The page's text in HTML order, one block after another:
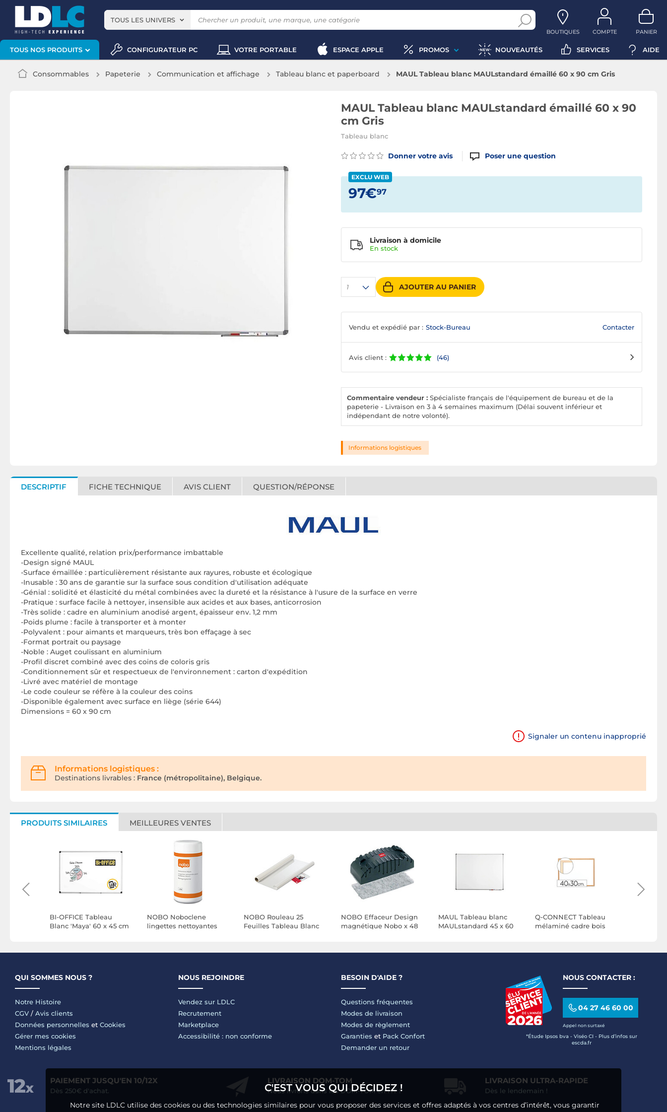
TOUS LES UNIVERS
BOUTIQUES COMPTE PANIER
TOUS NOS PRODUITS CONFIGURATEUR PC VOTRE PORTABLE ESPACE APPLE PROMOS NOUVEAUTÉS SERVICES AIDE
Consommables Papeterie Communication et affichage Tableau blanc et paperboard MAUL Tableau blanc MAULstandard émaillé 60 x 90 cm Gris
MAUL Tableau blanc MAULstandard émaillé 60 x 90
cm Gris
Tableau blanc
Donner votre avis Poser une question
EXCLU WEB
97€97
1 AJOUTER AU PANIER
Livraison à domicile
En stock
Vendu et expédié par : Stock-Bureau Contacter
Avis client : (46)
Commentaire vendeur : Spécialiste français de l'équipement de bureau et de la
papeterie - Livraison en 3 à 4 semaines maximum (Délai souvent inférieur et
indépendant de notre volonté).
Informations logistiques
DESCRIPTIF FICHE TECHNIQUE AVIS CLIENT QUESTION/RÉPONSE
Excellente qualité, relation prix/performance imbattable
-Design signé MAUL
-Surface émaillée : particulièrement résistante aux rayures, robuste et écologique
-Inusable : 30 ans de garantie sur la surface sous condition d'utilisation adéquate
-Génial : solidité et élasticité du métal combinées avec la dureté et la résistance à l'usure de la surface en verre
-Pratique : surface facile à nettoyer, insensible aux acides et aux bases, anticorrosion
-Très solide : cadre en aluminium anodisé argent, épaisseur env. 1,2 mm
-Poids plume : facile à transporter et à monter
-Polyvalent : pour aimants et marqueurs, très bon effaçage à sec
-Format portrait ou paysage
-Noble : Auget coulissant en aluminium
-Profil discret combiné avec des coins de coloris gris
-Conditionnement sûr et respectueux de l'environnement : carton d'expédition
-Livré avec matériel de montage
-Le code couleur se réfère à la couleur des coins
-Disponible également avec surface en liège (série 644)
Dimensions = 60 x 90 cm
Signaler un contenu inapproprié
Informations logistiques :
Destinations livrables : France (métropolitaine), Belgique.
PRODUITS SIMILAIRES MEILLEURES VENTES
BI-OFFICE Tableau
Blanc 'Maya' 60 x 45 cm
NOBO Noboclene
lingettes nettoyantes
NOBO Rouleau 25
Feuilles Tableau Blanc
effaçables Unies
NOBO Effaceur Design
magnétique Nobo x 48
MAUL Tableau blanc
MAULstandard 45 x 60
Q-CONNECT Tableau
mélaminé cadre bois
QUI SOMMES NOUS ?
Notre Histoire
CGV / Avis clients
Données personnelles et Cookies
Gérer mes cookies
Mentions légales
NOUS REJOINDRE
Vendez sur LDLC
Recrutement
Marketplace
Accessibilité : non conforme
BESOIN D'AIDE ?
Questions fréquentes
Modes de livraison
Modes de règlement
Garanties et Pack Confort
Demander un retour
NOUS CONTACTER :
04 27 46 60 00
Appel non surtaxé
*Étude Ipsos bva - Viséo CI - Plus d’infos sur
escda.fr
PAIEMENT JUSQU'EN 10/12X
Dès 250€ d'achat.
LIVRAISON DOM-TOM
Nous livrons dans les DOM-TOM en HT !
LIVRAISON ULTRA-RAPIDE
Dès le lendemain !
C'EST VOUS QUI DÉCIDEZ !
Notre site LDLC utilise des cookies ou des technologies similaires pour vous proposer des services et offres adaptés à vos centres d’intérêt, vous garantir